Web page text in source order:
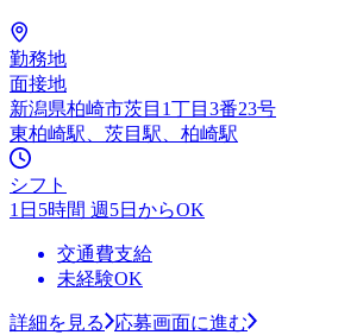
勤務地
面接地
新潟県柏崎市茨目1丁目3番23号
東柏崎駅、茨目駅、柏崎駅
シフト
1日5時間 週5日からOK
交通費支給
未経験OK
詳細を見る
応募画面に進む